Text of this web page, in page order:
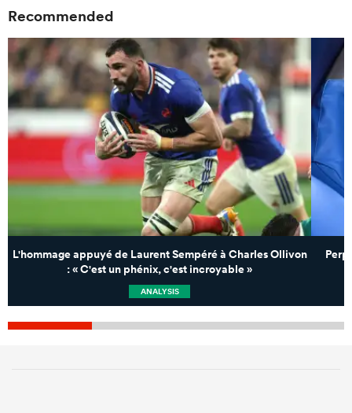
Recommended
L'hommage appuyé de Laurent Sempéré à Charles Ollivon
: « C'est un phénix, c'est incroyable »
ANALYSIS